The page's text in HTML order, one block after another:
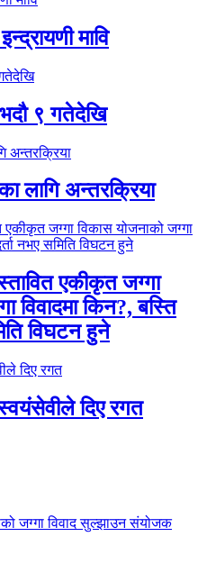
मावि
९ गतेदेखि
लागि अन्तरक्रिया
एकीकृत जग्गा
विवादमा किन?, बस्ति
विघटन हुने
दिए रगत